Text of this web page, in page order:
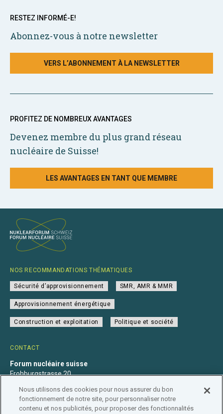
RESTEZ INFORMÉ-E!
Abonnez-vous à notre newsletter
VERS L’ABONNEMENT À LA NEWSLETTER
PROFITEZ DE NOMBREUX AVANTAGES
Devenez membre du plus grand réseau
nucléaire de Suisse!
LES AVANTAGES EN TANT QUE MEMBRE
CONTACT
Forum nucléaire suisse
Frohburgstrasse 20
+41 31 560 36 50
info@nuklearforum.ch
NOS RECOMMANDATIONS THÉMATIQUES
Sécurité d’approvisionnement SMR, AMR & MMR
Approvisionnement énergétique
Construction et exploitation Politique et société
Nous utilisons des cookies pour nous assurer du bon
fonctionnement de notre site, pour personnaliser notre
contenu et nos publicités, pour proposer des fonctionnalités